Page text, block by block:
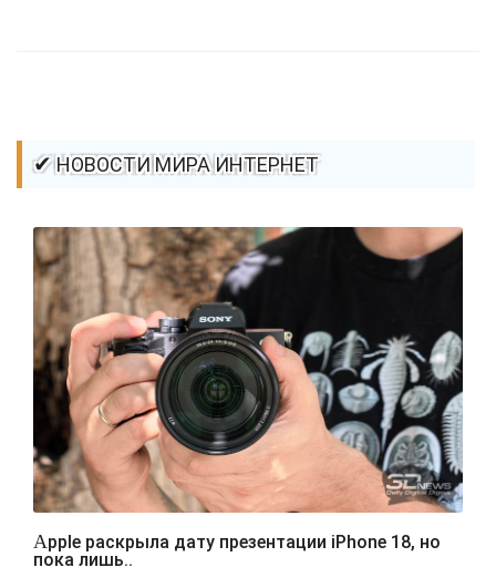
✔ НОВОСТИ МИРА ИНТЕРНЕТ
Apple раскрыла дату презентации iPhone 18, но
пока лишь..